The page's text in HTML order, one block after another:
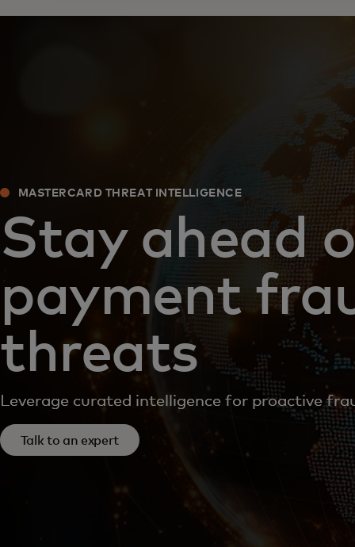
MASTERCARD THREAT INTELLIGENCE
Stay ahead
payment
threats
Leverage curated intelligence for proactive
Talk to an expert